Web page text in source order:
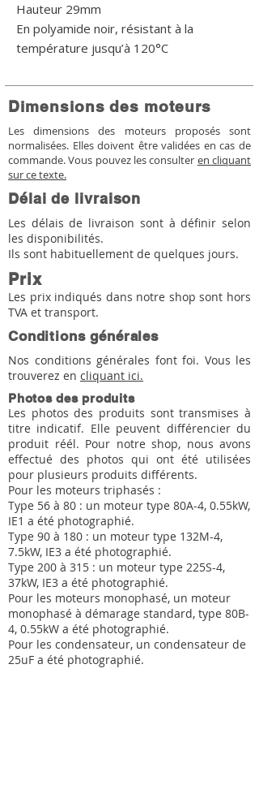
Hauteur 29mm
En polyamide noir, résistant à la
température jusqu’à 120°C
Dimensions des moteurs
Les dimensions des moteurs proposés sont
normalisées. Elles doivent être validées en cas de
commande. Vous pouvez les consulter en cliquant
sur ce texte.
Délai de livraison
Les délais de livraison sont à définir selon
les disponibilités.
Ils sont habituellement de quelques jours.
Prix
Les prix indiqués dans notre shop sont hors
TVA et transport.
Conditions générales
Nos conditions générales font foi. Vous les
trouverez en cliquant ici.
Photos des produits
Les photos des produits sont transmises à
titre indicatif. Elle peuvent différencier du
produit réél. Pour notre shop, nous avons
effectué des photos qui ont été utilisées
pour plusieurs produits différents.
Pour les moteurs triphasés :
Type 56 à 80 : un moteur type 80A-4, 0.55kW,
IE1 a été photographié.
Type 90 à 180 : un moteur type 132M-4,
7.5kW, IE3 a été photographié.
Type 200 à 315 : un moteur type 225S-4,
37kW, IE3 a été photographié.
Pour les moteurs monophasé, un moteur
monophasé à démarage standard, type 80B-
4, 0.55kW a été photographié.
Pour les condensateur, un condensateur de
25uF a été photographié.